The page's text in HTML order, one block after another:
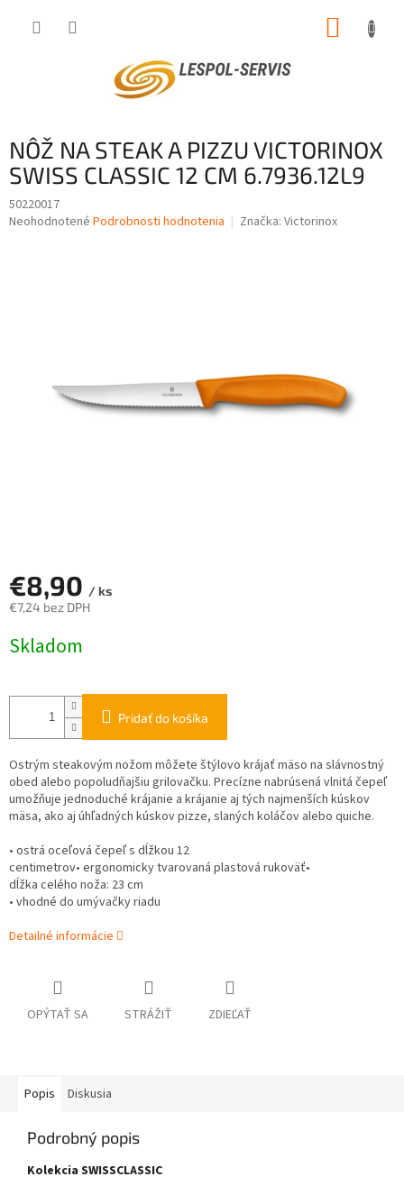
NÔŽ NA STEAK A PIZZU VICTORINOX
SWISS CLASSIC 12 CM 6.7936.12L9
50220017
Priemerné
Neohodnotené Podrobnosti hodnotenia Značka: Victorinox
€8,90 / ks
€7,24 bez DPH
cena:
Skladom
Pridať do košíka
Ostrým steakovým nožom môžete štýlovo krájať mäso na slávnostný
obed alebo popoludňajšiu grilovačku. Precízne nabrúsená vlnitá čepeľ
umožňuje jednoduché krájanie a krájanie aj tých najmenších kúskov
mäsa, ako aj úhľadných kúskov pizze, slaných koláčov alebo quiche.
• ostrá oceľová čepeľ s dĺžkou 12
centimetrov• ergonomicky tvarovaná plastová rukoväť•
dĺžka celého noža: 23 cm
• vhodné do umývačky riadu
Detailné informácie
OPÝTAŤ SA STRÁŽIŤ ZDIEĽAŤ
Popis Diskusia
Podrobný popis
Kolekcia SWISSCLASSIC